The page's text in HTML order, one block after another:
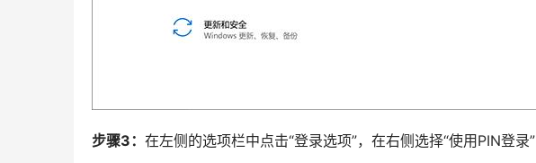
步骤3： 在左侧的选项栏中点击“登录选项”，在右侧选择“使用PIN登录”